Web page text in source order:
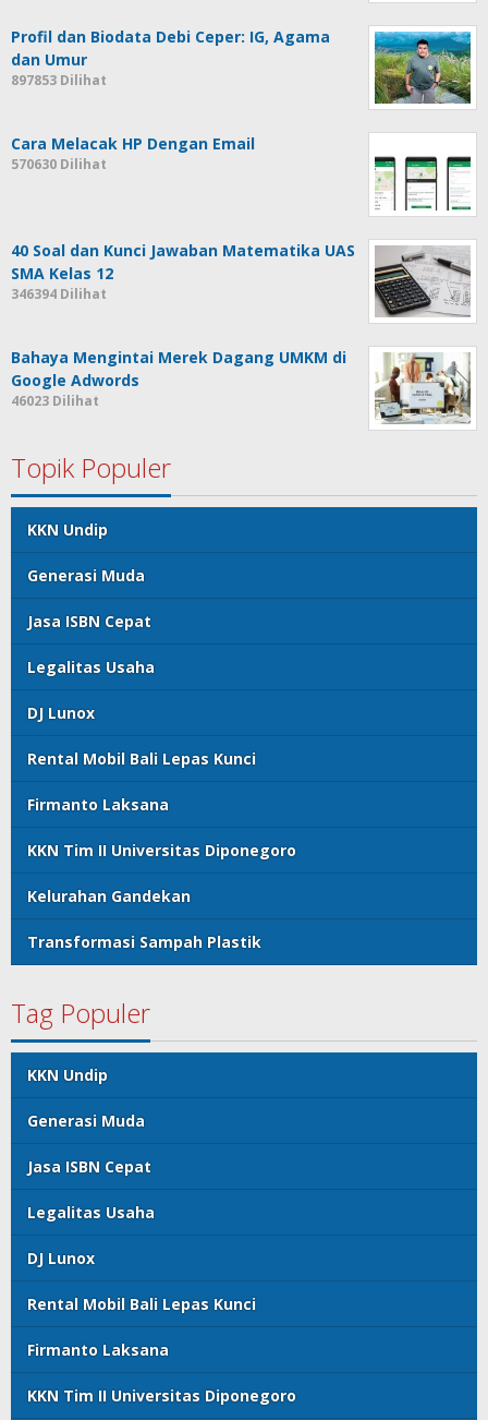
Profil dan Biodata Debi Ceper: IG, Agama
dan Umur
897853 Dilihat
Cara Melacak HP Dengan Email
570630 Dilihat
40 Soal dan Kunci Jawaban Matematika UAS
SMA Kelas 12
346394 Dilihat
Bahaya Mengintai Merek Dagang UMKM di
Google Adwords
46023 Dilihat
Topik Populer
KKN Undip
Generasi Muda
Jasa ISBN Cepat
Legalitas Usaha
DJ Lunox
Rental Mobil Bali Lepas Kunci
Firmanto Laksana
KKN Tim II Universitas Diponegoro
Kelurahan Gandekan
Transformasi Sampah Plastik
Tag Populer
KKN Undip
Generasi Muda
Jasa ISBN Cepat
Legalitas Usaha
DJ Lunox
Rental Mobil Bali Lepas Kunci
Firmanto Laksana
KKN Tim II Universitas Diponegoro